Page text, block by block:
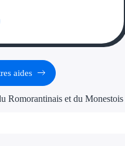
Aides Région
Régions de I à P
Aides Région Île-
aides
Romorantinais et du Monestois